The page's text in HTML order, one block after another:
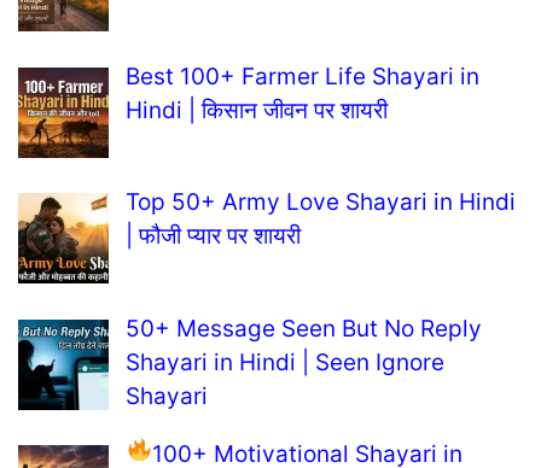
Best 100+ Farmer Life Shayari in
Hindi | किसान जीवन पर शायरी
Top 50+ Army Love Shayari in Hindi
| फौजी प्यार पर शायरी
50+ Message Seen But No Reply
Shayari in Hindi | Seen Ignore
Shayari
100+ Motivational Shayari in